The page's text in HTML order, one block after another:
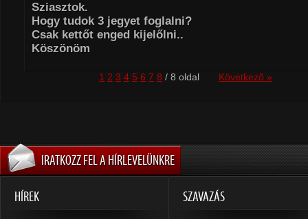
Sziasztok.
Hogy tudok 3 jegyet foglalni?
Csak kettőt enged kijelőlni..
Köszönöm
1 2 3 4 5 6 7 8 / 8 oldal Következõ »
IRATKOZZ FEL A HÍRLEVELÜNKRE
HÍREK SZAVAZÁS